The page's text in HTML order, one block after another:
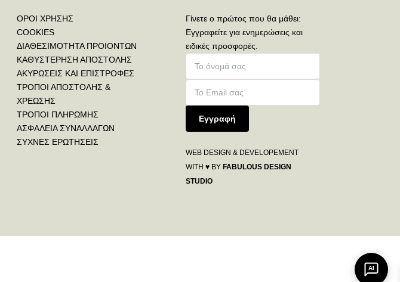
ΟΡΟΙ ΧΡΗΣΗΣ
COOKIES
ΔΙΑΘΕΣΙΜΟΤΗΤΑ ΠΡΟΙΟΝΤΩΝ
ΚΑΘΥΣΤΕΡΗΣΗ ΑΠΟΣΤΟΛΗΣ
ΑΚΥΡΩΣΕΙΣ ΚΑΙ ΕΠΙΣΤΡΟΦΕΣ
ΤΡΟΠΟΙ ΑΠΟΣΤΟΛΗΣ &
ΧΡΕΩΣΗΣ
ΤΡΟΠΟΙ ΠΛΗΡΩΜΗΣ
ΑΣΦΑΛΕΙΑ ΣΥΝΑΛΛΑΓΩΝ
ΣΥΧΝΕΣ ΕΡΩΤΗΣΕΙΣ
Γίνετε ο πρώτος που θα μάθει:
Εγγραφείτε για ενημερώσεις και
ειδικές προσφορές.
Εγγραφή
WEB DESIGN & DEVELOPEMENT
WITH ♥ BY FABULOUS DESIGN
STUDIO
AI